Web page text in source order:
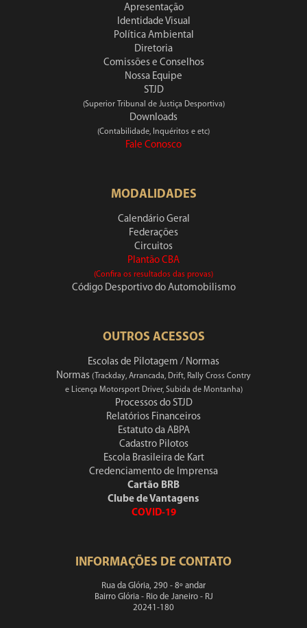
Apresentação
Identidade Visual
Política Ambiental
Diretoria
Comissões e Conselhos
Nossa Equipe
STJD
(Superior Tribunal de Justiça Desportiva)
Downloads
(Contabilidade, Inquéritos e etc)
Fale Conosco
MODALIDADES
Calendário Geral
Federações
Circuitos
Plantão CBA
(Confira os resultados das provas)
Código Desportivo do Automobilismo
OUTROS ACESSOS
Escolas de Pilotagem / Normas
Normas (Trackday, Arrancada, Drift, Rally Cross Contry
e Licença Motorsport Driver, Subida de Montanha)
Processos do STJD
Relatórios Financeiros
Estatuto da ABPA
Cadastro Pilotos
Escola Brasileira de Kart
Credenciamento de Imprensa
Cartão BRB
Clube de Vantagens
COVID-19
INFORMAÇÕES DE CONTATO
Rua da Glória, 290 - 8º andar
Bairro Glória - Rio de Janeiro - RJ
20241-180